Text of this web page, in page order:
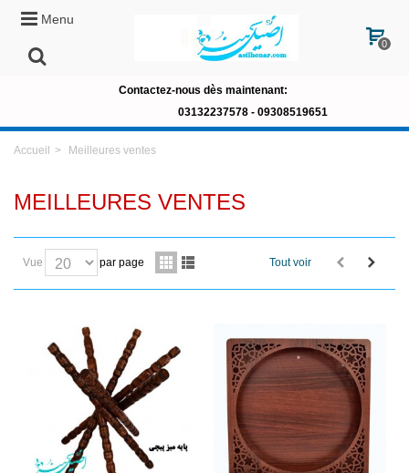
Menu
0
Contactez-nous dès maintenant:
03132237578 - 09308519651
Accueil > Meilleures ventes
MEILLEURES VENTES
Vue par page Tout voir